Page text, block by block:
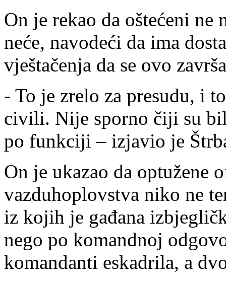
On je rekao da oštećeni ne
neće, navodeći da ima
vještačenja da se ovo
- To je zrelo za presudu, i
civili. Nije sporno čiji su
po funkciji – izjavio je
On je ukazao da optužene
vazduhoplovstva niko ne
iz kojih je gađana
nego po komandnoj
komandanti eskadrila, a